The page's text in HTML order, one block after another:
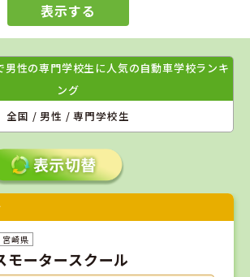
表示する
男性の専門学校生に人気の自動車学校ランキ
ング
全国 / 男性 / 専門学校生
宮崎県
モータースクール